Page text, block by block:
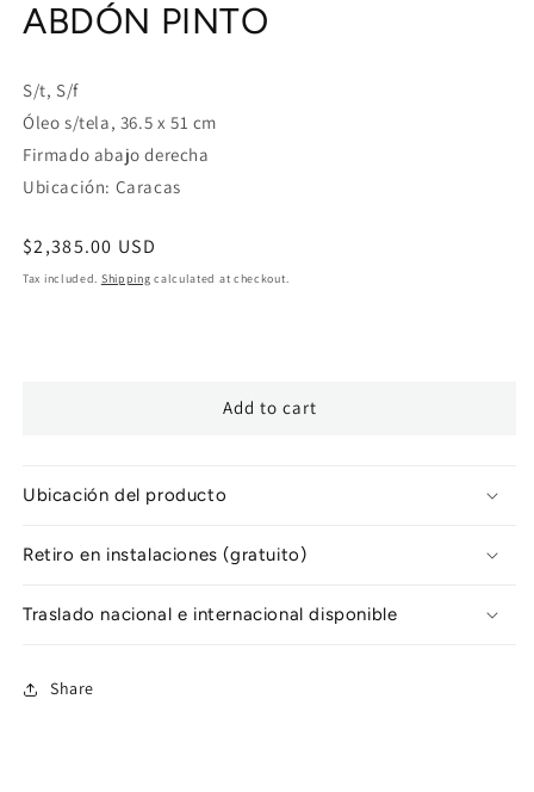
in
modal
ABDÓN PINTO
S/t, S/f
Óleo s/tela, 36.5 x 51 cm
Firmado abajo derecha
Ubicación: Caracas
Regular
price
$2,385.00 USD
Tax included. Shipping calculated at checkout.
Add to cart
Ubicación del producto
Retiro en instalaciones (gratuito)
Traslado nacional e internacional disponible
Share